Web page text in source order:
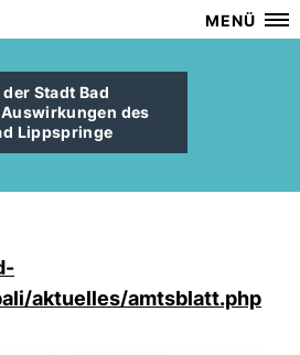
MENÜ
Stadt Bad
des
Lippspringe
aktuelles/amtsblatt.php